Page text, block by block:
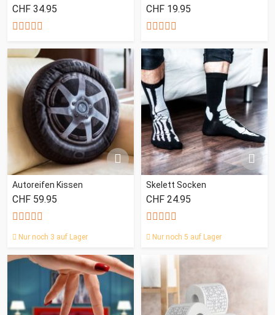
CHF 34.95 CHF 19.95
Autoreifen Kissen
CHF 59.95
Nur noch 3 auf Lager
Skelett Socken
CHF 24.95
Nur noch 5 auf Lager